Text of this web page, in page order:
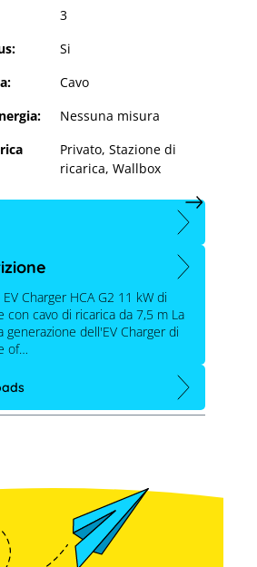
HCA G2 11 kW -
3
Si
Cavo
Nessuna misura
Privato, Stazione di
ricarica, Wallbox
Charger HCA G2 11 kW di
con cavo di ricarica da 7,5 m La
generazione dell'EV Charger di
of…